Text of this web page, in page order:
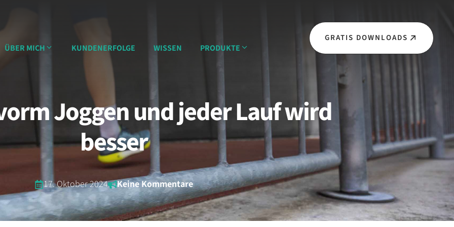
ÜBER MICH KUNDENERFOLGE WISSEN PRODUKTE
GRATIS DOWNLOADS
Joggen und jeder Lauf wird
besser
17. Oktober 2024 Keine Kommentare